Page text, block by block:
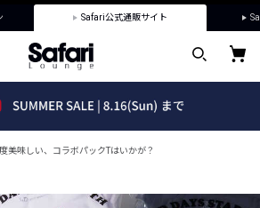
Safari公式通販サイト
美味しい、コラボパックTはいかが？